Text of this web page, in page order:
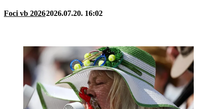
Foci vb 20262026.07.20. 16:02